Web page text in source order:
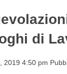
di
2019 4:50 pm